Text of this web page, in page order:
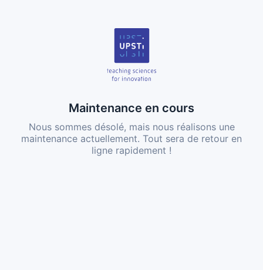
Maintenance en cours
Nous sommes désolé, mais nous réalisons une
maintenance actuellement. Tout sera de retour en
ligne rapidement !